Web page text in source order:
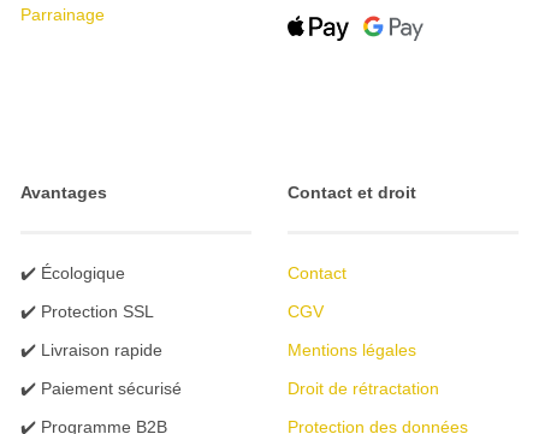
Parrainage
Avantages
✔️ Écologique
✔️ Protection SSL
✔️ Livraison rapide
✔️ Paiement sécurisé
✔️ Programme B2B
Contact et droit
Contact
CGV
Mentions légales
Droit de rétractation
Protection des données